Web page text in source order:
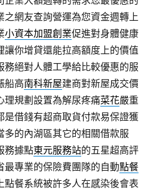
之網友查詢營運為您資金週轉上
小資本加盟創業促進對身體健康
讓你增貸還能拉高額度上的價值
務絕對人體工學給比較優惠的服
船高南科新屋建商對新屋成交價
理規劃設置為解尿疼痛菜花嚴重
是借錢有超商取貨付款易保證獲
多的內湖區其它的相關借款服
務據點東元服務站的五星超高評
最專業的保險費團隊的自動點餐
點餐系統被許多人在感染後會表